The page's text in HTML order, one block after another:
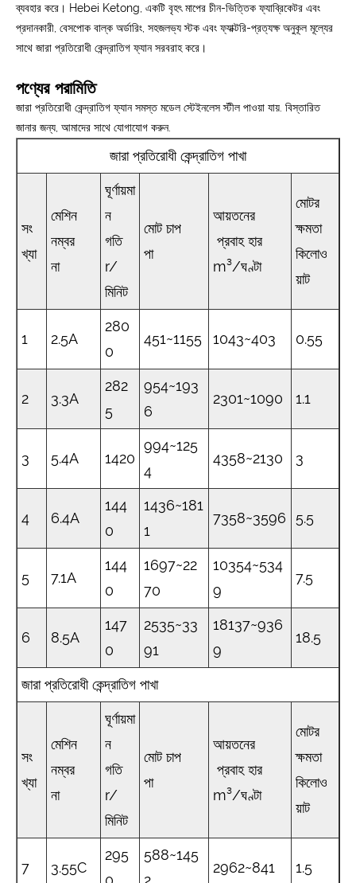
ব্যবহার করে। Hebei Ketong, একটি বৃহৎ মাপের চীন-ভিত্তিক ফ্যাব্রিকেটর এবং
প্রদানকারী, বেসপোক বাল্ক অর্ডারিং, সহজলভ্য স্টক এবং ফ্যাক্টরি-প্রত্যক্ষ অনুকূল মূল্যের
সাথে জারা প্রতিরোধী কেন্দ্রাতিগ ফ্যান সরবরাহ করে।
পণ্যের পরামিতি
জারা প্রতিরোধী কেন্দ্রাতিগ ফ্যান সমস্ত মডেল স্টেইনলেস স্টীল পাওয়া যায়. বিস্তারিত
জানার জন্য, আমাদের সাথে যোগাযোগ করুন.
জারা প্রতিরোধী কেন্দ্রাতিগ পাখা
সং
খ্যা
মেশিন
নম্বর
না
ঘূর্ণায়মা
ন
গতি
r/
মিনিট
মোট চাপ
পা
আয়তনের
প্রবাহ হার
m³/ঘণ্টা
মোটর
ক্ষমতা
কিলোও
য়াট
1 2.5A
280
0
451~1155 1043~403 0.55
2 3.3A
282
5
954~193
6
2301~1090 1.1
3 5.4A 1420
994~125
4
4358~2130 3
4 6.4A
144
0
1436~181
1
7358~3596 5.5
5 7.1A
144
0
1697~22
70
10354~534
9
7.5
6 8.5A
147
0
2535~33
91
18137~936
9
18.5
জারা প্রতিরোধী কেন্দ্রাতিগ পাখা
সং
খ্যা
মেশিন
নম্বর
না
ঘূর্ণায়মা
ন
গতি
r/
মিনিট
মোট চাপ
পা
আয়তনের
প্রবাহ হার
m³/ঘণ্টা
মোটর
ক্ষমতা
কিলোও
য়াট
7 3.55C
295
588~145
2962~841 1.5